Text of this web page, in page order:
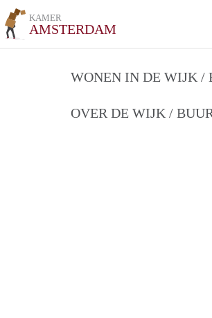
KAMER
AMSTERDAM
WONEN IN DE WIJK /
OVER DE WIJK /